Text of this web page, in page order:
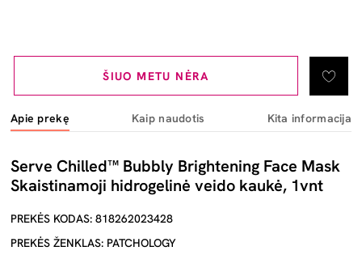
ŠIUO METU NĖRA
Apie prekę Kaip naudotis Kita informacija
Serve Chilled™ Bubbly Brightening Face Mask
Skaistinamoji hidrogelinė veido kaukė, 1vnt
PREKĖS KODAS: 818262023428
PREKĖS ŽENKLAS: PATCHOLOGY